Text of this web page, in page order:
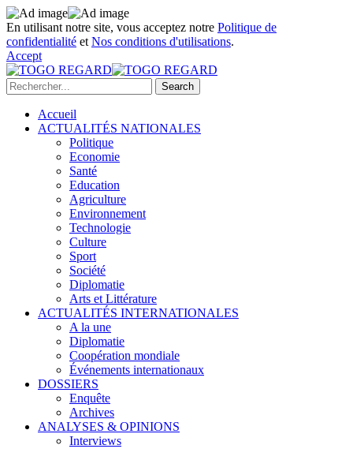
En utilisant notre site, vous acceptez notre Politique de
confidentialité et Nos conditions d'utilisations.
Accept
Accueil
ACTUALITÉS NATIONALES
Politique
Economie
Santé
Education
Agriculture
Environnement
Technologie
Culture
Sport
Société
Diplomatie
Arts et Littérature
ACTUALITÉS INTERNATIONALES
A la une
Diplomatie
Coopération mondiale
Événements internationaux
DOSSIERS
Enquête
Archives
ANALYSES & OPINIONS
Interviews